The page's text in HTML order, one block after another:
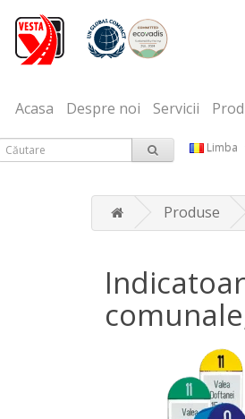
Acasa Despre noi Servicii
Limba
Produse